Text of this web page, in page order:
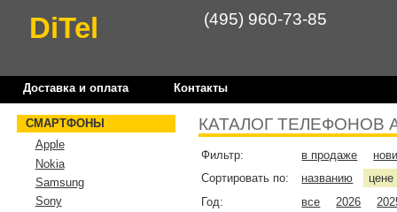
DiTel (495) 960-73-85
Доставка и оплата Контакты
КАТАЛОГ ТЕЛЕФОНОВ
Фильтр: в продаже
Сортировать по:
названию
цене
Год:
все 2026
СМАРТФОНЫ
Apple
Nokia
Samsung
Sony